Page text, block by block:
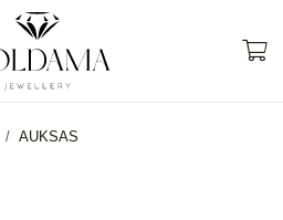
/ AUKSAS